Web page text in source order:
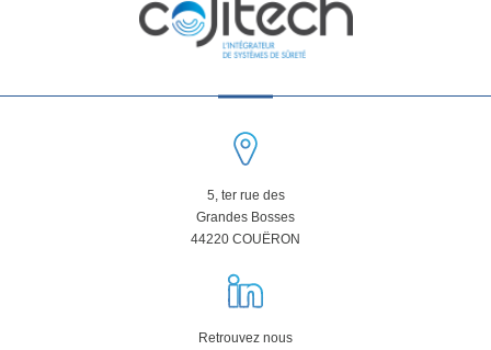
5, ter rue des
Grandes Bosses
44220 COUËRON
Retrouvez nous